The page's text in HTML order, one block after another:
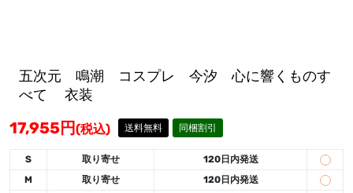
五次元 鳴潮 コスプレ 今汐 心に響くものす
べて 衣装
17,955円(税込) 送料無料 同梱割引
S 取り寄せ
120日内発送
M
取り寄せ
120日内発送